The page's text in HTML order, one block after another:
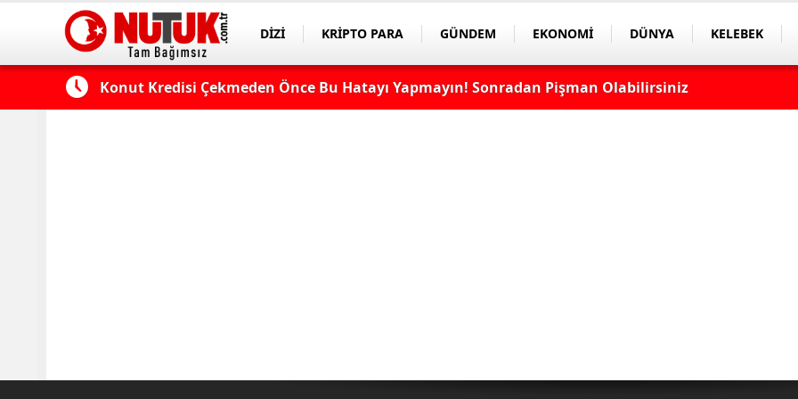
DİZİ KRİPTO PARA GÜNDEM EKONOMİ DÜNYA KELEBEK
Edilmeli? Konut Kredisi Çekmeden Önce Bu Hatayı Yapmayın! Sonradan Pişman Olabilirsiniz